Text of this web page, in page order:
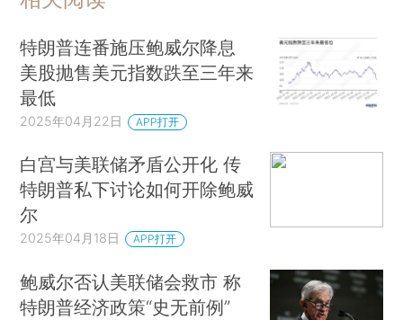
特朗普连番施压鲍威尔降息
美股抛售美元指数跌至三年来
最低
2025年04月22日 APP打开
白宫与美联储矛盾公开化 传
特朗普私下讨论如何开除鲍威
尔
2025年04月18日 APP打开
鲍威尔否认美联储会救市 称
特朗普经济政策“史无前例”